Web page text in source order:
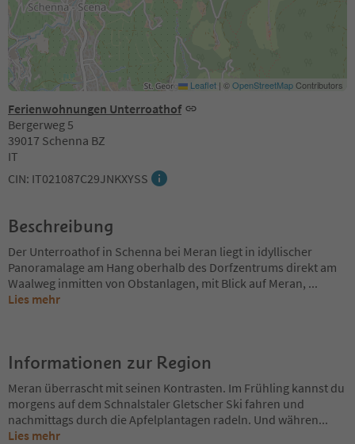
Ferienwohnungen Unterroathof
Bergerweg 5
39017 Schenna BZ
IT
CIN: IT021087C29JNKXYSS
Leaflet | ©OpenStreetMapContributors
Beschreibung
Der Unterroathof in Schenna bei Meran liegt in idyllischer
Panoramalage am Hang oberhalb des Dorfzentrums direkt am
Waalweg inmitten von Obstanlagen, mit Blick auf Meran, ...
Lies mehr
Informationen zur Region
Meran überrascht mit seinen Kontrasten. Im Frühling kannst du
morgens auf dem Schnalstaler Gletscher Ski fahren und
nachmittags durch die Apfelplantagen radeln. Und währen...
Lies mehr